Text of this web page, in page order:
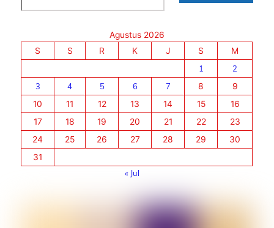
Agustus 2026
S
S R K J S
M
1
2
3
4 5 6 7 8
9
10
11 12 13 14 15
16
17
18 19 20 21 22
23
24
25 26 27 28 29
30
31
« Jul